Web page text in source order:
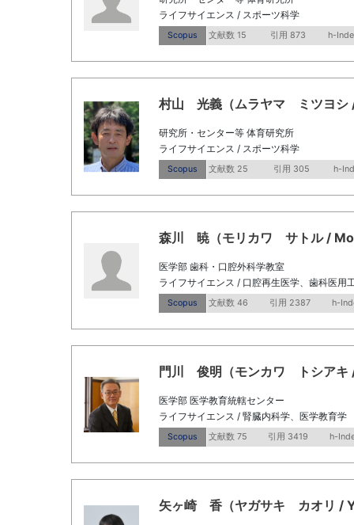
ライフサイエンス / スポーツ科学
Scopus 文献数 15 引用 873 h-
村山 光義（ムラヤマ ミツヨシ
研究所・センター等 体育研究所
ライフサイエンス / スポーツ科学
Scopus 文献数 25 引用 305 h-
森川 暁（モリカワ サトル /
医学部 歯科・口腔外科学教室
ライフサイエンス / 口腔再生医学、歯科医用
Scopus 文献数 46 引用 2387 h-
門川 俊明（モンカワ トシアキ
医学部 医学教育統轄センター
ライフサイエンス / 腎臓内科学、医学教育学
Scopus 文献数 75 引用 3419 h-
矢ヶ崎 香（ヤガサキ カオリ /